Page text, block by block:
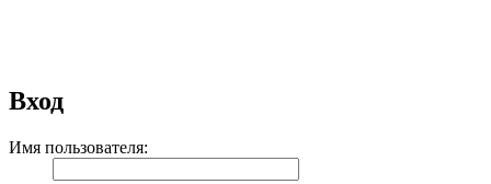
Вход
Имя пользователя: